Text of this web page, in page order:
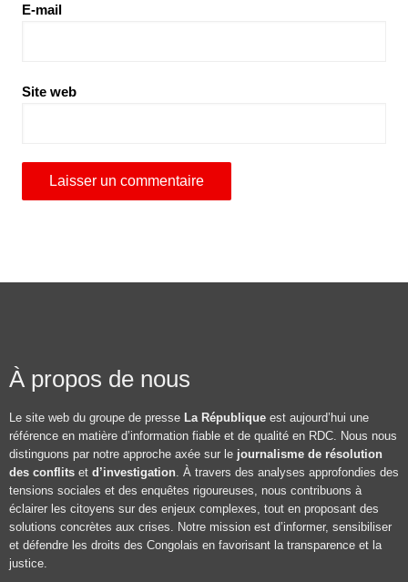
E-mail
Site web
À propos de nous
Le site web du groupe de presse La République est aujourd’hui une
référence en matière d’information fiable et de qualité en RDC. Nous nous
distinguons par notre approche axée sur le journalisme de résolution
des conflits et d’investigation . À travers des analyses approfondies des
tensions sociales et des enquêtes rigoureuses, nous contribuons à
éclairer les citoyens sur des enjeux complexes, tout en proposant des
solutions concrètes aux crises. Notre mission est d’informer, sensibiliser
et défendre les droits des Congolais en favorisant la transparence et la
justice.